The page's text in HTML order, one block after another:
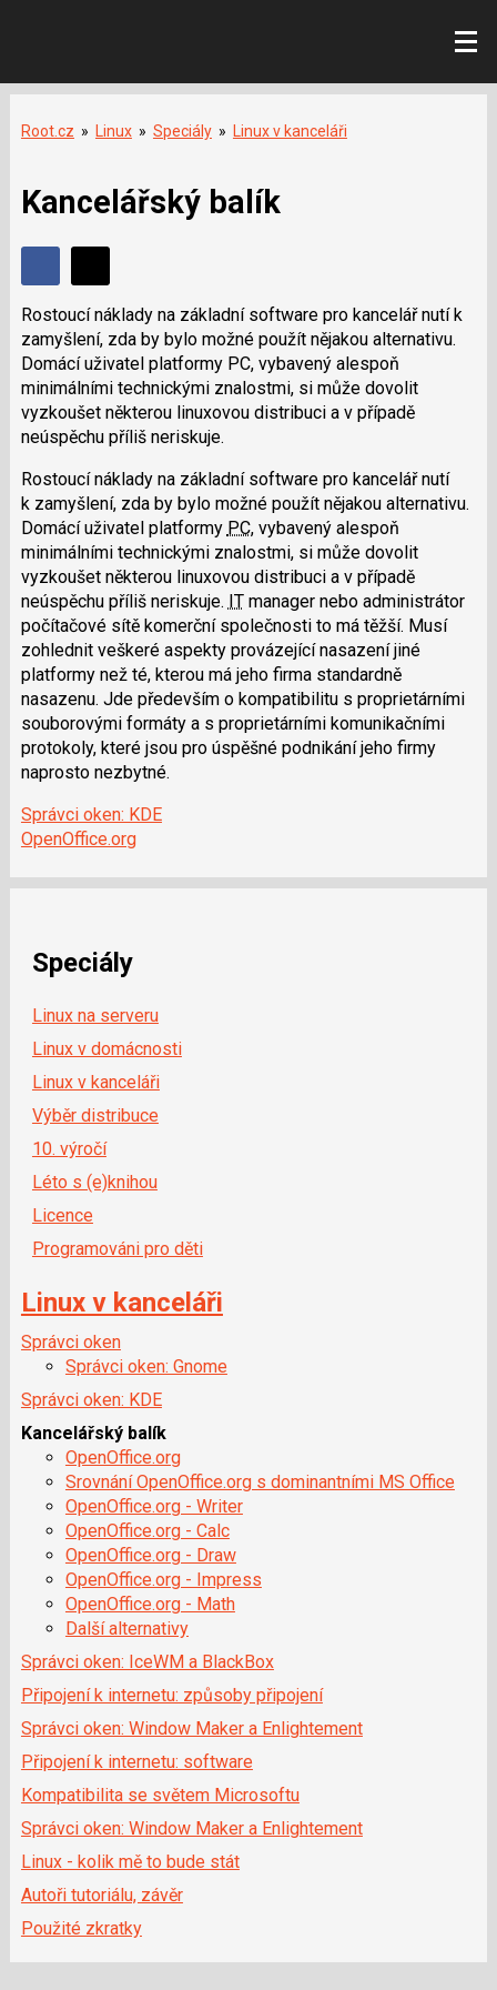
Root.cz » Linux » Speciály » Linux v kanceláři
Kancelářský balík
Sdílet
Sdílejte
na
Facebooku
na
síti
X
Rostoucí náklady na základní software pro kancelář nutí k
zamyšlení, zda by bylo možné použít nějakou alternativu.
Domácí uživatel platformy PC, vybavený alespoň
minimálními technickými znalostmi, si může dovolit
vyzkoušet některou linuxovou distribuci a v případě
neúspěchu příliš neriskuje.
Rostoucí náklady na základní software pro kancelář nutí
k zamyšlení, zda by bylo možné použít nějakou alternativu.
Domácí uživatel platformy PC, vybavený alespoň
minimálními technickými znalostmi, si může dovolit
vyzkoušet některou linuxovou distribuci a v případě
neúspěchu příliš neriskuje. ITmanager nebo administrátor
počítačové sítě komerční společnosti to má těžší. Musí
zohlednit veškeré aspekty provázející nasazení jiné
platformy než té, kterou má jeho firma standardně
nasazenu. Jde především o kompatibilitu s proprietárními
souborovými formáty a s proprietárními komunikačními
protokoly, které jsou pro úspěšné podnikání jeho firmy
naprosto nezbytné.
Správci oken: KDE
OpenOffice.org
Speciály
Linux na serveru
Linux v domácnosti
Linux v kanceláři
Výběr distribuce
10. výročí
Léto s (e)knihou
Licence
Programováni pro děti
Linux v kanceláři
Správci oken
Správci oken: Gnome
Správci oken: KDE
Kancelářský balík
OpenOffice.org
Srovnání OpenOffice.org s dominantními MS Office
OpenOffice.org - Writer
OpenOffice.org - Calc
OpenOffice.org - Draw
OpenOffice.org - Impress
OpenOffice.org - Math
Další alternativy
Správci oken: IceWM a BlackBox
Připojení k internetu: způsoby připojení
Správci oken: Window Maker a Enlightement
Připojení k internetu: software
Kompatibilita se světem Microsoftu
Správci oken: Window Maker a Enlightement
Linux - kolik mě to bude stát
Autoři tutoriálu, závěr
Použité zkratky